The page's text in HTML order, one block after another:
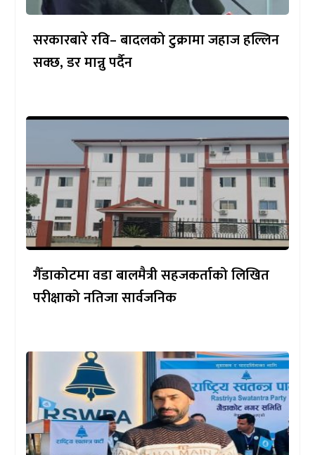
सरकारबारे रवि– बादलको टुक्रामा जहाज हल्लिन
सक्छ, डर मान्नु पर्दैन
गैँडाकोटमा वडा बालमैत्री सहजकर्ताको लिखित
परीक्षाको नतिजा सार्वजनिक